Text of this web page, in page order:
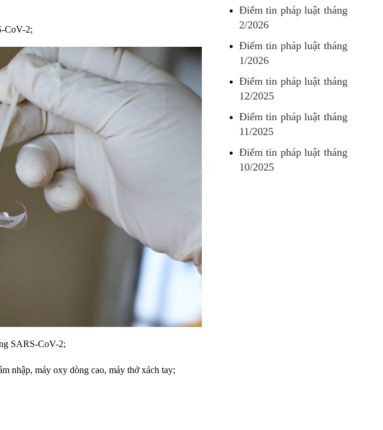
CoV-2;
SARS-CoV-2;
nhập, máy oxy dòng cao, máy thở xách tay;
Điểm tin pháp luật tháng
2/2026
Điểm tin pháp luật tháng
1/2026
Điểm tin pháp luật tháng
12/2025
Điểm tin pháp luật tháng
11/2025
Điểm tin pháp luật tháng
10/2025